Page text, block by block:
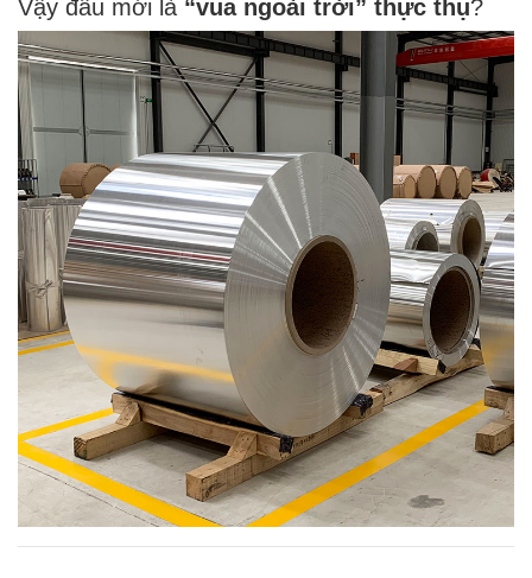
Vậy đâu mới là “vua ngoài trời” thực thụ?